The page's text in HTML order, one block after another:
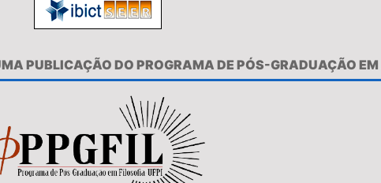
PUBLICAÇÃO DO PROGRAMA DE PÓS-GRADUAÇÃO